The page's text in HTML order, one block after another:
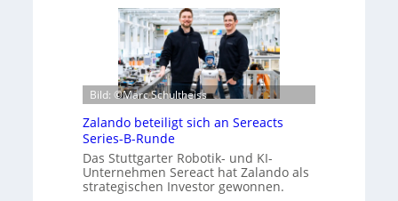
Bild: ©Marc Schultheiss
Zalando beteiligt sich an Sereacts
Series-B-Runde
Das Stuttgarter Robotik- und KI-
Unternehmen Sereact hat Zalando als
strategischen Investor gewonnen.